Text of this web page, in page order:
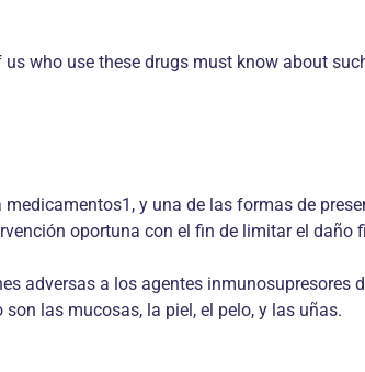
who use these drugs must know about
y una de las formas de
oportuna con el fin de limitar el daño
adversas a los agentes inmunosupresores
las mucosas, la piel, el pelo, y las uñas.